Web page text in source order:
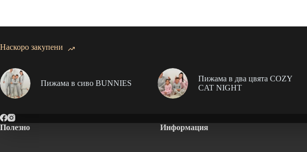
Наскоро закупени
Пижама в сиво BUNNIES
Пижама в два цвята COZY
CAT NIGHT
Полезно
Информация